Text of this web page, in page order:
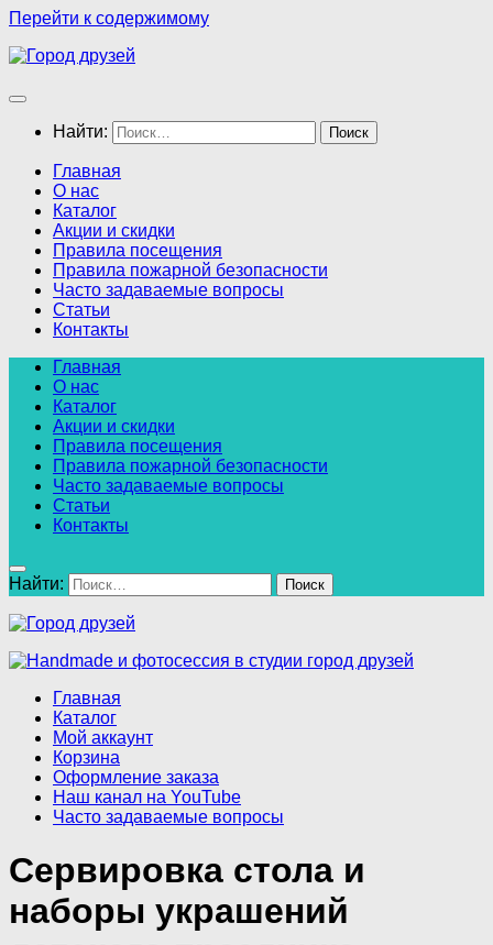
Перейти к содержимому
Найти:
Главная
О нас
Каталог
Акции и скидки
Правила посещения
Правила пожарной безопасности
Часто задаваемые вопросы
Статьи
Контакты
Главная
О нас
Каталог
Акции и скидки
Правила посещения
Правила пожарной безопасности
Часто задаваемые вопросы
Статьи
Контакты
Найти:
Главная
Каталог
Мой аккаунт
Корзина
Оформление заказа
Наш канал на YouTube
Часто задаваемые вопросы
Сервировка стола и
наборы украшений